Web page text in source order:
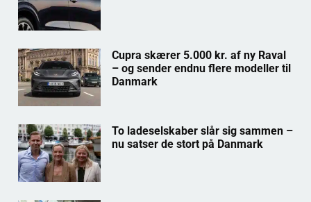
Cupra skærer 5.000 kr. af ny Raval
– og sender endnu flere modeller til
Danmark
To ladeselskaber slår sig sammen –
nu satser de stort på Danmark